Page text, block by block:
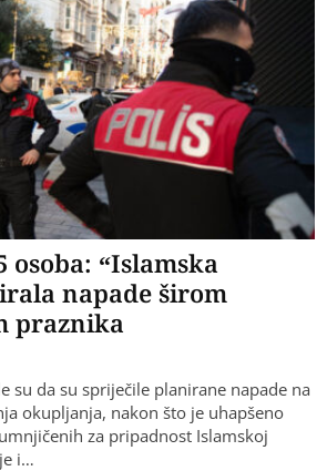
osoba: “Islamska
napade širom
praznika
su da su spriječile planirane napade na
okupljanja, nakon što je uhapšeno
za pripadnost Islamskoj
i…